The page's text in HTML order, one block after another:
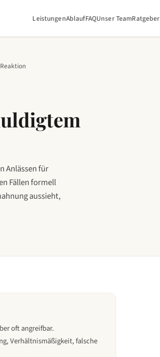
LeistungenAblaufFAQUnser TeamRatgeber
Anlässen für
Fällen formell
aussieht,
oft angreifbar.
Verhältnismäßigkeit, falsche